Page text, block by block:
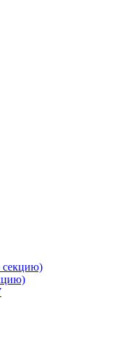
секцию)